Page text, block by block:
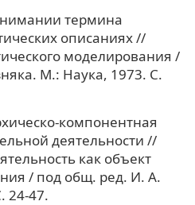
термина
описаниях //
моделирования /
М.: Наука, 1973. С.
компонентная
деятельности //
как объект
/ под общ. ред. И. А.
24-47.